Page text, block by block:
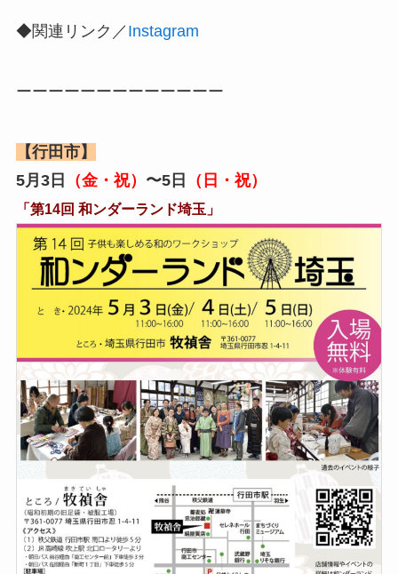
◆関連リンク／ Instagram
ーーーーーーーーーーーーー
【行田市】
5月3日
（金・祝） 〜5日 （日・祝）
「第14回 和ンダーランド埼玉」